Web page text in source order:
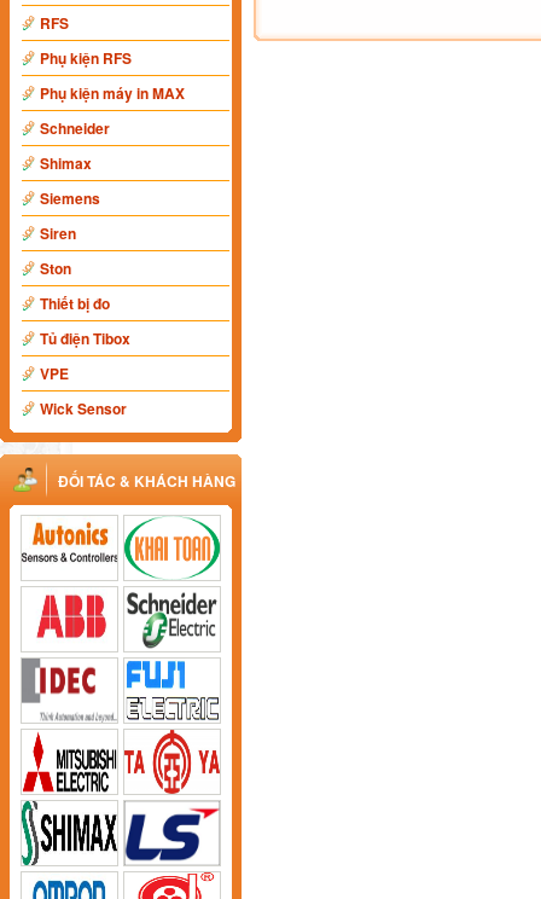
RFS
Phụ kiện RFS
Phụ kiện máy in MAX
Schneider
Shimax
Siemens
Siren
Ston
Thiết bị đo
Tủ điện Tibox
VPE
Wick Sensor
ĐỐI TÁC & KHÁCH HÀNG